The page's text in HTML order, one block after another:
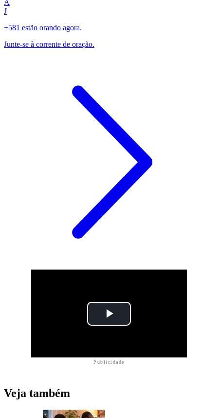
A
J
+581 estão orando agora.
Junte-se à corrente de oração.
Publicidade
Veja também